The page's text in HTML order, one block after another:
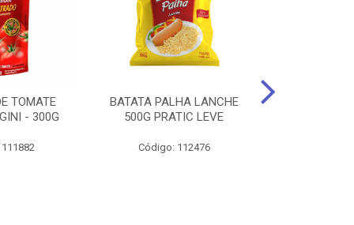
TOMATE
- 300G
BATATA PALHA LANCHE
500G PRATIC LEVE
Código: 112476